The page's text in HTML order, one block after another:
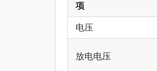
项
电压
放电电压